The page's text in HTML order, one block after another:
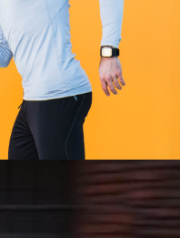
финиш,